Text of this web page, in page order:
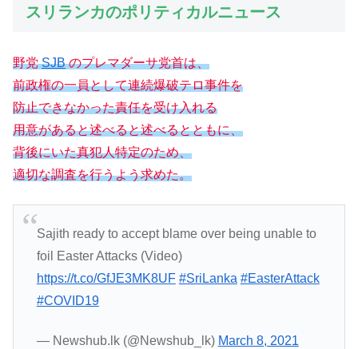
スリランカのポリティカルニュース
野党SJBのプレマダーサ党首は、
前政権の一員として連続爆破テロ事件を
防止できなかった責任を受け入れる
用意があると述べると述べるとともに、
背後にいた真犯人特定のため、
適切な調査を行うよう求めた。
Sajith ready to accept blame over being unable to
foil Easter Attacks (Video)
https://t.co/GfJE3MK8UF #SriLanka #EasterAttack
#COVID19
— Newshub.lk (@Newshub_lk) March 8, 2021